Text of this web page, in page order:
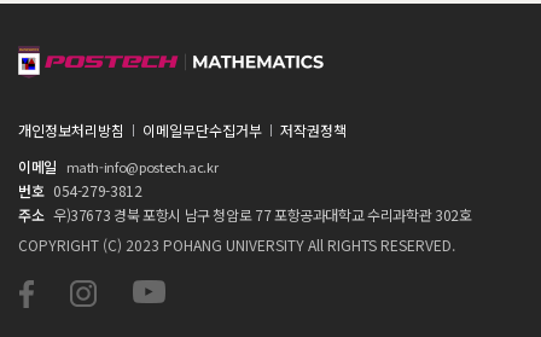
개인정보처리방침 이메일무단수집거부
저작권정책
이메일
math-info@postech.ac.kr
번호 054-279-3812
주소 우)37673 경북 포항시 남구 청암로 77 포항공과대학교 수리과학관 302호
COPYRIGHT (C) 2023 POHANG UNIVERSITY All RIGHTS RESERVED.